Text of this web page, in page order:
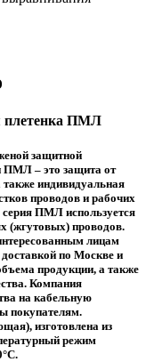
плетенка ПМЛ
защитной
ПМЛ – это защита от
также индивидуальная
проводов и рабочих
ПМЛ используется
(жгутовых) проводов.
лицам
по Москве и
продукции, а также
Компания
на кабельную
покупателям.
изготовлена из
режим